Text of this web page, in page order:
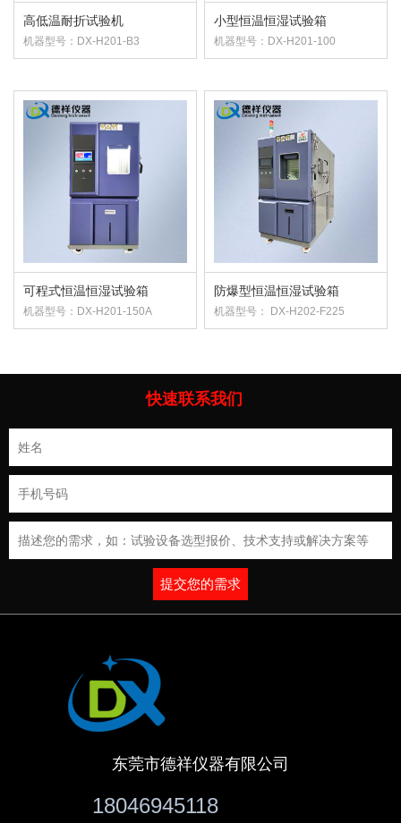
高低温耐折试验机
机器型号：DX-H201-B3
小型恒温恒湿试验箱
机器型号：DX-H201-100
可程式恒温恒湿试验箱
机器型号：DX-H201-150A
防爆型恒温恒湿试验箱
机器型号： DX-H202-F225
快速联系我们
提交您的需求
东莞市德祥仪器有限公司
18046945118